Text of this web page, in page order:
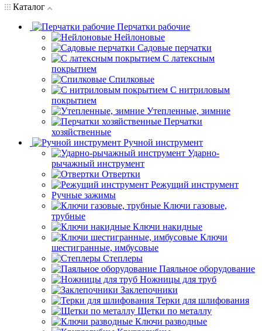
Каталог
Перчатки рабочие
Нейлоновые
Садовые перчатки
С латексным
покрытием
Cпилковые
С нитриловым
покрытием
Утепленные, зимние
Перчатки
хозяйственные
Ручной инструмент
Ударно-
рычажный инструмент
Отвертки
Режущий инструмент
Ручные зажимы
Ключи газовые,
трубные
Ключи накидные
Ключи
шестигранные, имбусовые
Степлеры
Паяльное оборудование
Ножницы для труб
Заклепочники
Терки для шлифования
Щетки по металлу
Ключи разводные